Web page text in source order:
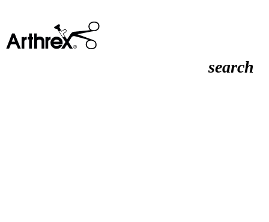
search